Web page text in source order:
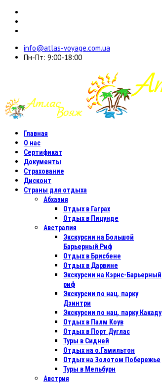
info@atlas-voyage.com.ua
Пн-Пт: 9:00-18:00
Главная
О нас
Сертификат
Документы
Страхование
Дисконт
Страны для отдыха
Абхазия
Отдых в Гаграх
Отдых в Пицунде
Австралия
Экскурсии на Большой
Барьерный Риф
Отдых в Бриcбене
Отдых в Дарвине
Экскурсии на Кэрнс-Барьерный
риф
Экскурсии по нац. парку
Дэинтри
Экскурсии по нац. парку Какаду
Отдых в Палм Коув
Отдых в Порт Дуглас
Туры в Сидней
Отдых на о.Гамильтон
Отдых на Золотом Побережье
Туры в Мельбурн
Австрия